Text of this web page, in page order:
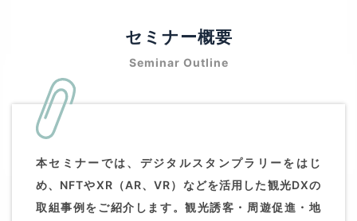
セミナー概要
Seminar Outline
本セミナーでは、デジタルスタンプラリーをはじ
め、NFTやXR（AR、VR）などを活用した観光DXの
取組事例をご紹介します。観光誘客・周遊促進・地